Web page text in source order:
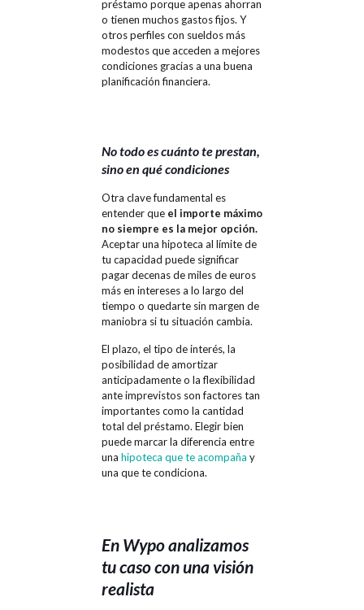
préstamo porque apenas ahorran
o tienen muchos gastos fijos. Y
otros perfiles con sueldos más
modestos que acceden a mejores
condiciones gracias a una buena
planificación financiera.
No todo es cuánto te prestan,
sino en qué condiciones
Otra clave fundamental es
entender que el importe máximo
no siempre es la mejor opción.
Aceptar una hipoteca al límite de
tu capacidad puede significar
pagar decenas de miles de euros
más en intereses a lo largo del
tiempo o quedarte sin margen de
maniobra si tu situación cambia.
El plazo, el tipo de interés, la
posibilidad de amortizar
anticipadamente o la flexibilidad
ante imprevistos son factores tan
importantes como la cantidad
total del préstamo. Elegir bien
puede marcar la diferencia entre
una hipoteca que te acompaña y
una que te condiciona.
En Wypoanalizamos
tu casocon una visión
realista